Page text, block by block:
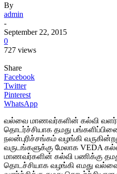
By
admin
-
September 22, 2015
0
727 views
Share
Facebook
Twitter
Pinterest
WhatsApp
வல்வை மாணவர்களின் கல்வி
தொடர்ச்சியாக தமது
நலன்புரிச்சங்கம் வழங்கி
வருடங்களுக்கு மேலாக VEDA
மாணவர்களின் கல்வி பணிக்கு
தொடச்சியாக வழங்கி எமது